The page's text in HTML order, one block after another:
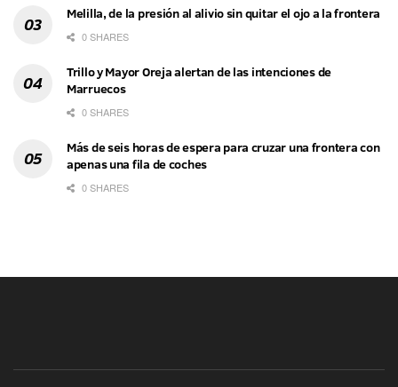
Melilla, de la presión al alivio sin quitar el ojo a la frontera
0 SHARES
Trillo y Mayor Oreja alertan de las intenciones de
Marruecos
0 SHARES
Más de seis horas de espera para cruzar una frontera con
apenas una fila de coches
0 SHARES